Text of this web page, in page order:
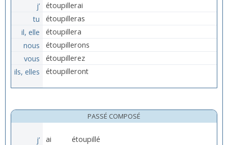
j’
étoupillerai
tu
étoupilleras
il, elle
étoupillera
nous
étoupillerons
vous
étoupillerez
ils, elles
étoupilleront
PASSÉ COMPOSÉ
j’ ai
étoupillé